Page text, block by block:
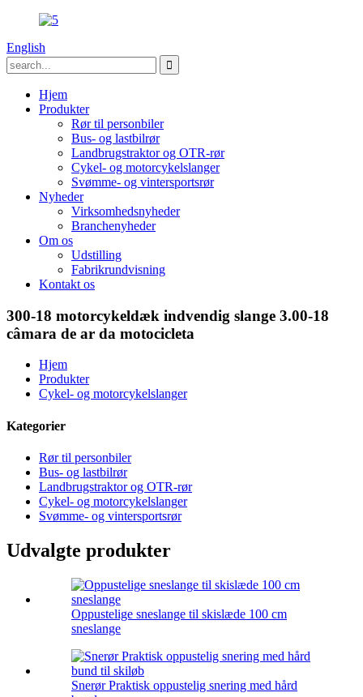
English
Hjem
Produkter
Rør til personbiler
Bus- og lastbilrør
Landbrugstraktor og OTR-rør
Cykel- og motorcykelslanger
Svømme- og vintersportsrør
Nyheder
Virksomhedsnyheder
Branchenyheder
Om os
Udstilling
Fabrikrundvisning
Kontakt os
300-18 motorcykeldæk indvendig slange 3.00-18
câmara de ar da motocicleta
Hjem
Produkter
Cykel- og motorcykelslanger
Kategorier
Rør til personbiler
Bus- og lastbilrør
Landbrugstraktor og OTR-rør
Cykel- og motorcykelslanger
Svømme- og vintersportsrør
Udvalgte produkter
Oppustelige sneslange til skislæde 100 cm
sneslange
Snerør Praktisk oppustelig snering med hård